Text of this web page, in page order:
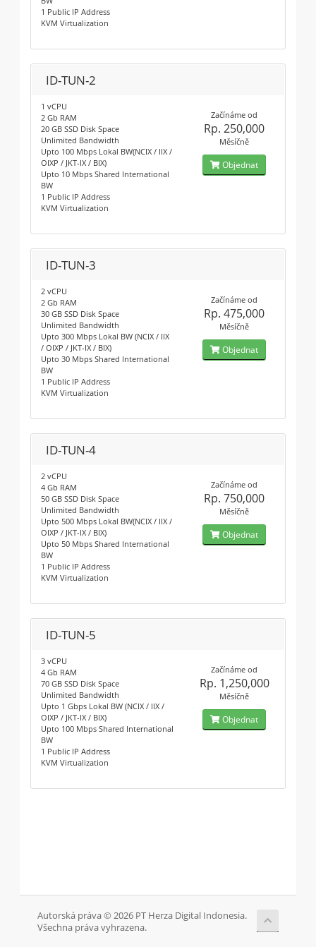
1 Public IP Address
KVM Virtualization
ID-TUN-2
1 vCPU
2 Gb RAM
20 GB SSD Disk Space
Unlimited Bandwidth
Upto 100 Mbps Lokal BW(NCIX / IIX /
OIXP / JKT-IX / BIX)
Upto 10 Mbps Shared International
BW
1 Public IP Address
KVM Virtualization
Začínáme od
Rp. 250,000
Měsíčně
Objednat
ID-TUN-3
2 vCPU
2 Gb RAM
30 GB SSD Disk Space
Unlimited Bandwidth
Upto 300 Mbps Lokal BW (NCIX / IIX
/ OIXP / JKT-IX / BIX)
Upto 30 Mbps Shared International
BW
1 Public IP Address
KVM Virtualization
Začínáme od
Rp. 475,000
Měsíčně
Objednat
ID-TUN-4
2 vCPU
4 Gb RAM
50 GB SSD Disk Space
Unlimited Bandwidth
Upto 500 Mbps Lokal BW(NCIX / IIX /
OIXP / JKT-IX / BIX)
Upto 50 Mbps Shared International
BW
1 Public IP Address
KVM Virtualization
Začínáme od
Rp. 750,000
Měsíčně
Objednat
ID-TUN-5
3 vCPU
4 Gb RAM
70 GB SSD Disk Space
Unlimited Bandwidth
Upto 1 Gbps Lokal BW (NCIX / IIX /
OIXP / JKT-IX / BIX)
Upto 100 Mbps Shared International
BW
1 Public IP Address
KVM Virtualization
Začínáme od
Rp. 1,250,000
Měsíčně
Objednat
Autorská práva © 2026 PT Herza Digital Indonesia.
Všechna práva vyhrazena.